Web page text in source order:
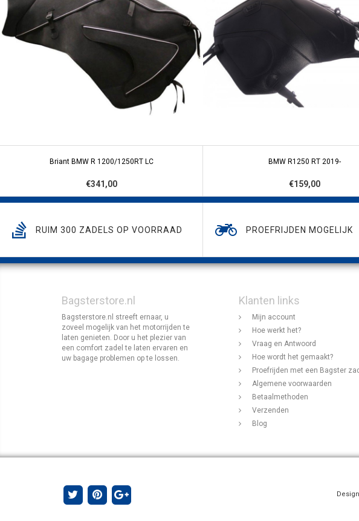
Briant BMW R 1200/1250RT LC
€341,00
BMW R1250 RT 2019-
€159,00
RUIM 300 ZADELS OP VOORRAAD PROEFRIJDEN MOGELIJK
Bagsterstore.nl
Bagsterstore.nl streeft ernaar, u
zoveel mogelijk van het motorrijden te
laten genieten. Door u het plezier van
een comfort zadel te laten ervaren en
uw bagage problemen op te lossen.
Klanten links
Mijn account
Hoe werkt het?
Vraag en Antwoord
Hoe wordt het gemaakt?
Proefrijden met een Bagster
Algemene voorwaarden
Betaalmethoden
Verzenden
Blog